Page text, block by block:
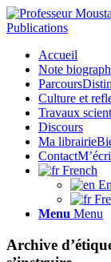
Accueil
Note
Parcours
Culture et
Travaux
Discours
Ma librairie
Contact
French
Menu Menu
Archive